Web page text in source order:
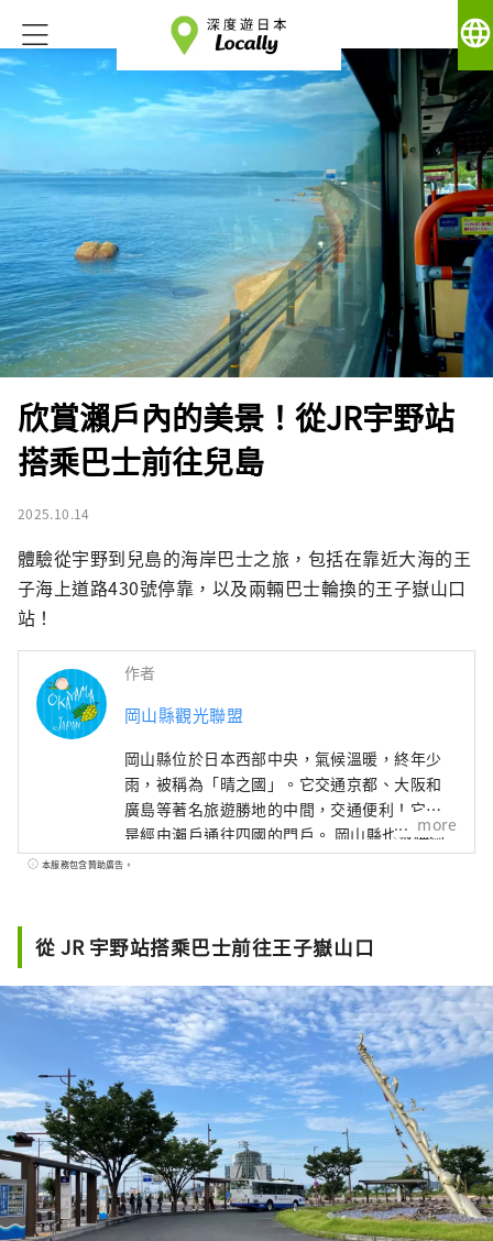
language
欣賞瀨戶內的美景！從JR宇野站
搭乘巴士前往兒島
2025.10.14
體驗從宇野到兒島的海岸巴士之旅，包括在靠近大海的王
子海上道路430號停靠，以及兩輛巴士輪換的王子嶽山口
站！
作者
岡山縣觀光聯盟
岡山縣位於日本西部中央，氣候溫暖​​，終年少
雨，被稱為「晴之國」。它交通京都、大阪和
廣島等著名旅遊勝地的中間，交通便利！它也
是經由瀨戶通往四國的門戶。 岡山縣也被稱為
“水果岡山”，在瀨戶內溫暖的氣候下，陽光
鋒葡萄等當季水果！ 岡山還擁有世界級的旅遊
景點，包括岡山城、日本三大名園之一的岡山
後樂園以及擁有歷史、文化和藝術的倉敷美觀
地區！
more
本服務包含贊助廣告。
從 JR 宇野站搭乘巴士前往王子嶽山口